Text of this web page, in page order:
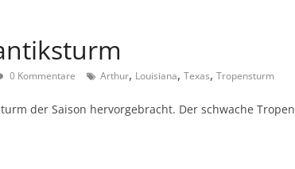
0 Kommentare Arthur, Louisiana, Texas, Tropensturm
der Saison hervorgebracht. Der schwache